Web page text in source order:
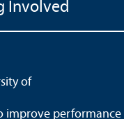
Involved
of
improve